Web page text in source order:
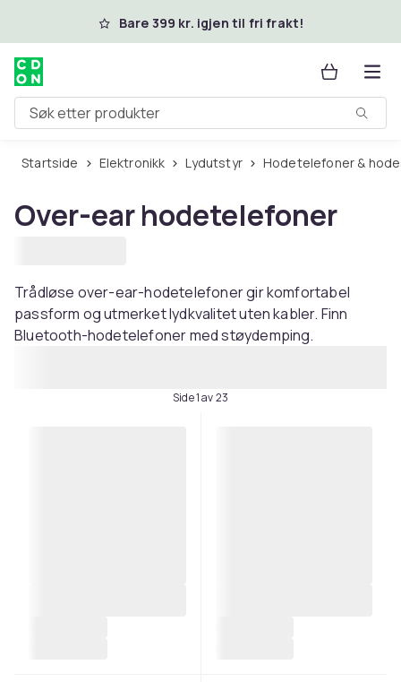
Hopp til hovedinnholdBare 399 kr. igjen til fri frakt!
Søk etter produkter
Startside Elektronikk Lydutstyr Hodetelefoner &
Over-ear hodetelefoner
Trådløse over-ear-hodetelefoner gir komfortabel
passform og utmerket lydkvalitet uten kabler. Finn
Bluetooth-hodetelefoner med støydemping.
Side 1 av 23